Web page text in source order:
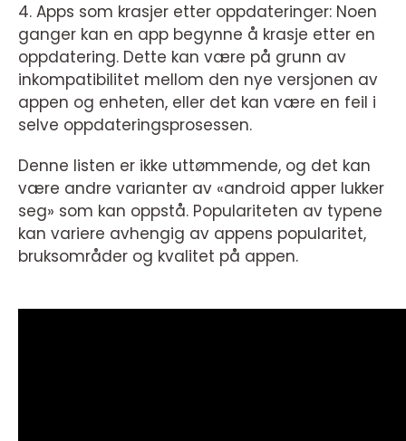
4. Apps som krasjer etter oppdateringer: Noen
ganger kan en app begynne å krasje etter en
oppdatering. Dette kan være på grunn av
inkompatibilitet mellom den nye versjonen av
appen og enheten, eller det kan være en feil i
selve oppdateringsprosessen.
Denne listen er ikke uttømmende, og det kan
være andre varianter av «android apper lukker
seg» som kan oppstå. Populariteten av typene
kan variere avhengig av appens popularitet,
bruksområder og kvalitet på appen.